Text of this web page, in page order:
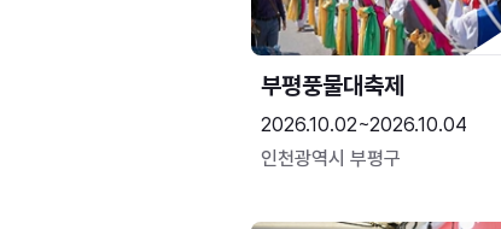
부평풍물대축제
2026.10.02~2026.10.04
인천광역시 부평구